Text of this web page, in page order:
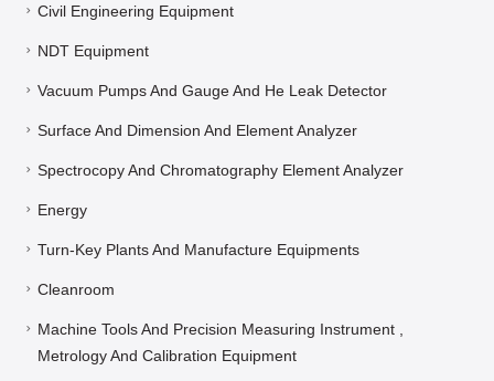
Civil Engineering Equipment
NDT Equipment
Vacuum Pumps And Gauge And He Leak Detector
Surface And Dimension And Element Analyzer
Spectrocopy And Chromatography Element Analyzer
Energy
Turn-Key Plants And Manufacture Equipments
Cleanroom
Machine Tools And Precision Measuring Instrument ,
Metrology And Calibration Equipment